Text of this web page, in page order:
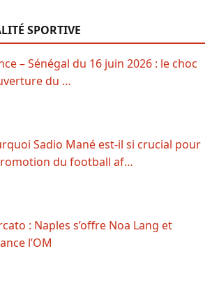
SPORTIVE
– Sénégal du 16 juin 2026 : le choc
du …
Sadio Mané est-il si crucial pour
du football af…
: Naples s’offre Noa Lang et
l’OM